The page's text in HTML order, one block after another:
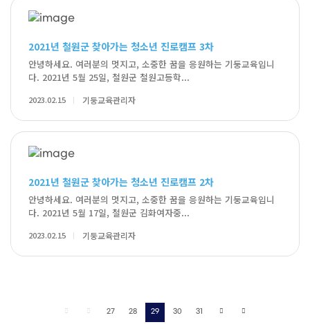
2021년 철원군 찾아가는 청소년 진로캠프 3차
안녕하세요. 여러분의 멋지고, 소중한 꿈을 응원하는 기둥교육입니
다. 2021년 5월 25일, 철원군 철원고등학...
2023.02.15 기둥교육관리자
2021년 철원군 찾아가는 청소년 진로캠프 2차
안녕하세요. 여러분의 멋지고, 소중한 꿈을 응원하는 기둥교육입니
다. 2021년 5월 17일, 철원군 김화여자중...
2023.02.15 기둥교육관리자
27 28 29 30 31